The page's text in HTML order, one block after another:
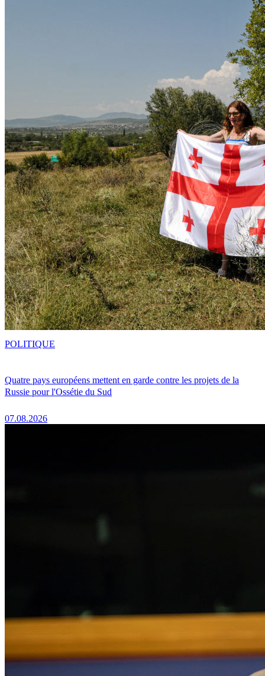
Quatre pays européens mettent en garde contre les projets de la
Russie pour l'Ossétie du Sud
07.08.2026
POLITIQUE